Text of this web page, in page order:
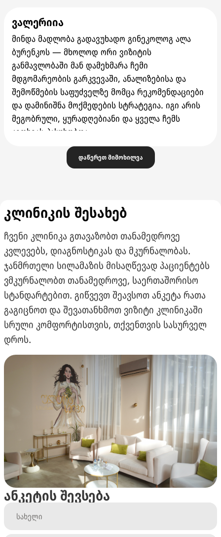
ვალერიია
მინდა მადლობა გადავუხადო გინეკოლოგ ალა
ბურენკოს — მხოლოდ ორი ვიზიტის
განმავლობაში მან დამეხმარა ჩემი
მდგომარეობის გარკვევაში, ანალიზებისა და
შემოწმების საფუძველზე მომცა რეკომენდაციები
და დამინიშნა მოქმედების სტრატეგია. იგი არის
მეგობრული, ყურადღებიანი და ყველა ჩემს
კითხვას პასუხობდა.
ასევე მინდა აღვნიშნო ძალიან კეთილგანწყობილი
პერსონალი, ყავა და წყალი — ყველაფერი ძალიან
დაწერეთ მიმოხილვა
კლინიკის შესახებ
ჩვენი კლინიკა გთავაზობთ თანამედროვე
კვლევებს, დიაგნოსტიკას და მკურნალობას.
ჯანმრთელი სილამაზის მისაღწევად პაციენტებს
ვმკურნალობთ თანამედროვე, საერთაშორისო
სტანდარტებით. გიწვევთ შეავსოთ ანკეტა რათა
გაგიცნოთ და შევათანხმოთ ვიზიტი კლინიკაში
სრული კომფორტისთვის, თქვენთვის სასურველ
დროს.
ანკეტის შევსება